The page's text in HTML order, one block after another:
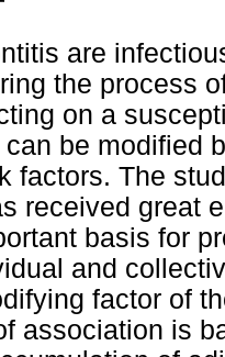
are
the process
on a
be modified
factors. The
received great
basis for
and
factor of
association is